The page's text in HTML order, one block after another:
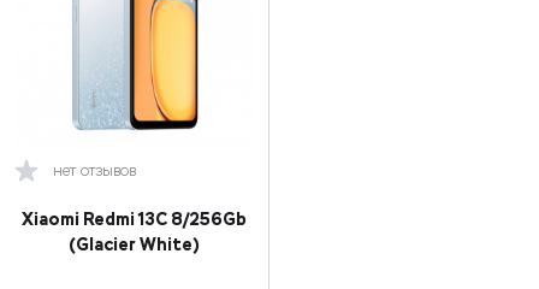
нет отзывов
Xiaomi Redmi 13C 8/256Gb
(Glacier White)